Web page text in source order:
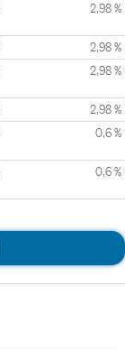
2,98 %
2,98 %
2,98 %
2,98 %
0,6 %
0,6 %